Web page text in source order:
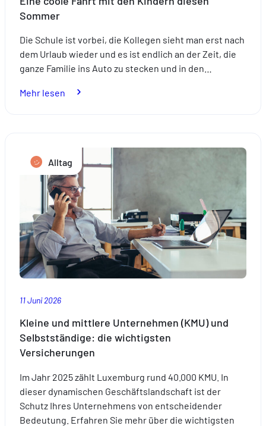
Sommer
Die Schule ist vorbei, die Kollegen sieht man erst nach
dem Urlaub wieder und es ist endlich an der Zeit, die
ganze Familie ins Auto zu stecken und in den…
Mehr lesen
den
Kindern
diesen
Sommer
Alltag
11 Juni 2026
Kleine und mittlere Unternehmen (KMU) und
Selbstständige: die wichtigsten
Versicherungen
Im Jahr 2025 zählt Luxemburg rund 40.000 KMU. In
dieser dynamischen Geschäftslandschaft ist der
Schutz Ihres Unternehmens von entscheidender
Bedeutung. Erfahren Sie mehr über die wichtigsten